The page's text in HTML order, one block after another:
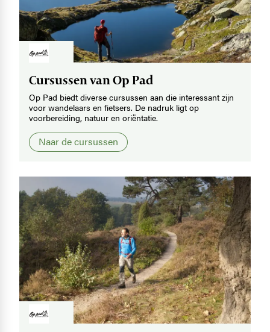
Cursussen van Op Pad
Op Pad biedt diverse cursussen aan die interessant zijn
voor wandelaars en fietsers. De nadruk ligt op
voorbereiding, natuur en oriëntatie.
Naar de cursussen
Image
Image